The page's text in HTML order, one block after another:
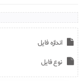
اندازه فایل
نوع فایل